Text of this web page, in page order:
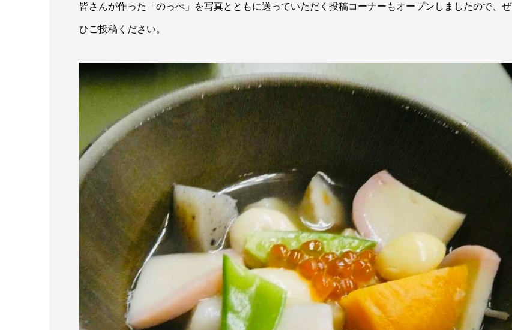
皆さんが作った「のっぺ」を写真とともに送っていただく投稿コーナーもオープンしましたので、ぜ
ひご投稿ください。